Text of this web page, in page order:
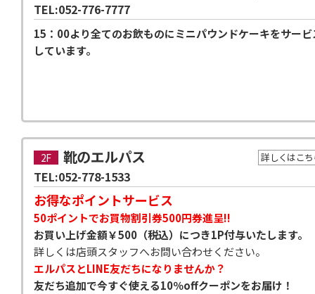
15：00より全てのお飲ものにミニパウンドケーキをサービ
しています。
TEL:052-776-7777
2F 靴のエルパス 詳しくはこ
お得なポイントサービス
50ポイントでお買物割引券500円券進呈!!
お買い上げ金額￥500（税込）につき1P付与いたします。
詳しくは店頭スタッフへお問い合わせください。
エルパスとLINE友だちになりませんか？
友だち追加で今すぐ使える10％offクーポンをお届け！
TEL:052-778-1533